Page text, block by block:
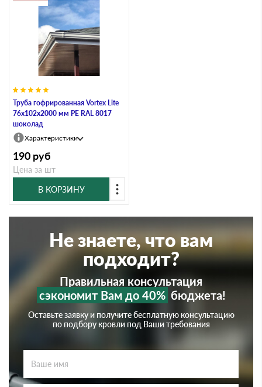
Труба гофрированная Vortex Lite
76х102х2000 мм PE RAL 8017
шоколад
Характеристики
190 руб
Цена за шт
В КОРЗИНУ
Не знаете, что вам
подходит?
Правильная консультация
сэкономит Вам до 40% бюджета!
Оставьте заявку и получите бесплатную консультацию
по подбору кровли под Ваши требования